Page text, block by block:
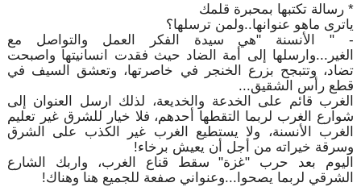
* رسالة تكتبها بمحبرة قلمك
ياترى ماهو عنوانها..ولمن ترسلها؟
- " الأنسنة "هي سيدة الفكر العمل والتواصل مع
الغير...وارسلها إلى أمة الضاد حيث فقدت انسانيتها واصبحت
تضاد، وتتبجح بزرع الخنجر في خاصرتها، وتعشق السيف في
قطع رأس الشقيق...
الغرب قائم على الخدعة والخديعة، لذلك ارسل العنوان إلى
شوارع الغرب لربما التقطها أحدهم، فلا خيار للشرق غير تعليم
الغرب الأنسنة، ولا يستطيع الغرب غير الكذب على الشرق
وسرقة خيراته من أجل أن يعيش برخاء!
اليوم بعد حرب "غزة" سقط قناع الغرب، واربك الشارع
الشرقي لربما يصحوا...وعنواني صفعة للجميع هنا وهناك!